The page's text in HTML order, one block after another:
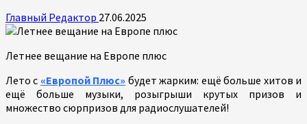
Главный Редактор 27.06.2025
Летнее вещание на Европе плюс
Лето с «Европой Плюс» будет жарким: ещё больше хитов и
ещё больше музыки, розыгрыши крутых призов и
множество сюрпризов для радиослушателей!